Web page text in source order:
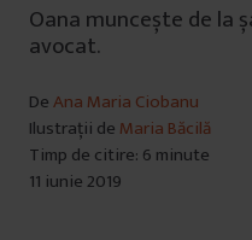
Oana muncește de la
avocat.
DeAna Maria Ciobanu
Ilustrații de Maria Băcilă
Timp de citire: 6 minute
11 iunie 2019